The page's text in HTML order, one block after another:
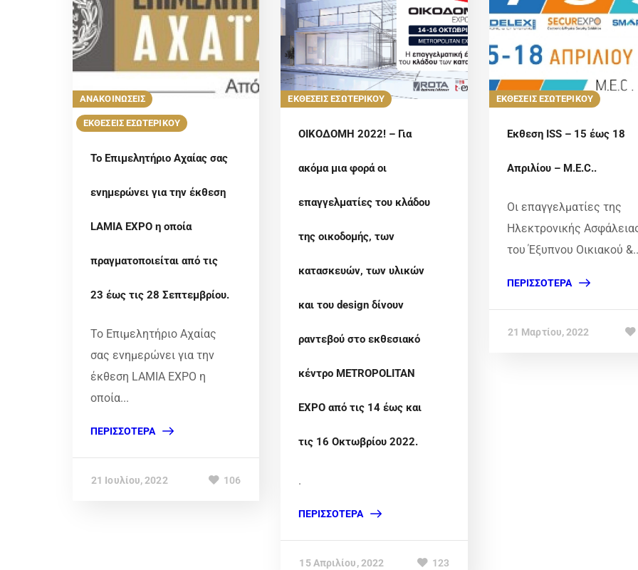
ΑΝΑΚΟΙΝΩΣΕΙΣ
ΕΚΘΕΣΕΙΣ ΕΣΩΤΕΡΙΚΟΥ
Το Επιμελητήριο Αχαίας σας
ενημερώνει για την έκθεση
LAMIA EXPO η οποία
πραγματοποιείται από τις
23 έως τις 28 Σεπτεμβρίου.
Το Επιμελητήριο Αχαίας
σας ενημερώνει για την
έκθεση LAMIA EXPO η
οποία...
ΠΕΡΙΣΣΌΤΕΡΑ
21 Ιουλίου, 2022 106
ΕΚΘΕΣΕΙΣ ΕΣΩΤΕΡΙΚΟΥ
ΟΙΚΟΔΟΜΗ 2022! – Για
ακόμα μια φορά οι
επαγγελματίες του κλάδου
της οικοδομής, των
κατασκευών, των υλικών
και του design δίνουν
ραντεβού στο εκθεσιακό
κέντρο METROPOLITAN
EXPO από τις 14 έως και
τις 16 Οκτωβρίου 2022.
.
ΠΕΡΙΣΣΌΤΕΡΑ
15 Απριλίου, 2022 123
ΕΚΘΕΣΕΙΣ ΕΣΩΤΕΡΙΚΟΥ
Eκθεση ISS – 15 έως 18
Απριλίου – M.E.C..
Οι επαγγελματίες της
Ηλεκτρονικής
του Έξυπνου Οικιακού
ΠΕΡΙΣΣΌΤΕΡΑ
21 Μαρτίου, 2022